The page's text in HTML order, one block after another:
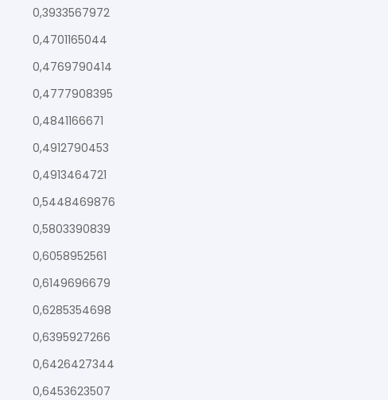
0,3933567972
0,4701165044
0,4769790414
0,4777908395
0,4841166671
0,4912790453
0,4913464721
0,5448469876
0,5803390839
0,6058952561
0,6149696679
0,6285354698
0,6395927266
0,6426427344
0,6453623507